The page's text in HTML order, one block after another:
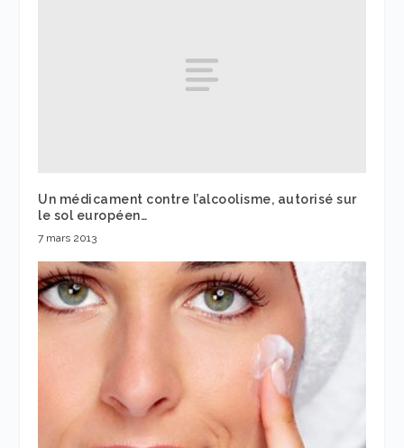
Un médicament contre l’alcoolisme, autorisé sur
le sol européen…
7 mars 2013